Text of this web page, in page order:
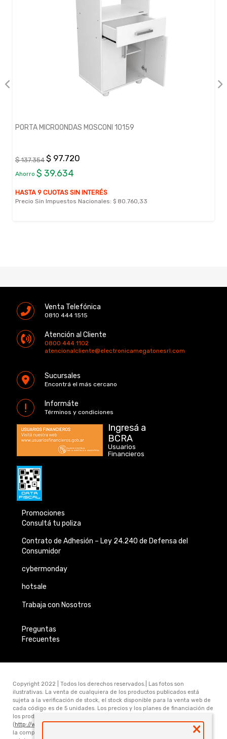
PORTA MICROONDAS MOSCONI 10159
$ 137.354 $ 97.720
Ahorro $ 39.634
HASTA 9 CUOTAS SIN INTERÉS
Precio Sin Impuestos Nacionales: $ 80.760,33
Venta Telefónica
0810 444 1515
Atención al Cliente
0800 444 1102
atencionalcliente@electronicamegatonesrl.com
Sucursales
Encontrá el más cercano
Informáte
Términos y condiciones
Ingresá a
BCRA
Usuarios
Financieros
Promociones
Consultá tu poliza
Contrato de Adhesión – Ley 24.240 de Defensa del
Consumidor
cybermonday
hotsale
Trabaja con Nosotros
Preguntas
Frecuentes
×
Copyright 2022 | Todos los derechos reservados.| Las fotos son
ilustrativas. La venta de cualquiera de los productos publicados está
sujeta a la verificación de stock, el stock disponible para la venta web de
cada código es de 5 unidades. Los precios y los planes de financiación de
los productos publicados en www.electronicamegatonesrl.com
( http://www.electronicamegatonesrl.com
) son válidos únicamente para
la compra online. Las especificaciones técnicas y descripciones están